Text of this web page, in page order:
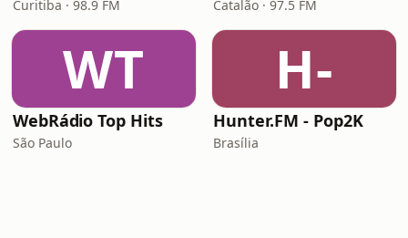
Curitiba · 98.9 FM Catalão · 97.5 FM
WT
WebRádio Top Hits
São Paulo
H-
Hunter.FM - Pop2K
Brasília